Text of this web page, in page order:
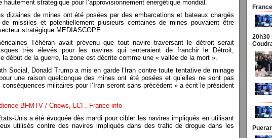
hautement stratégique pour l’approvisionnement énergétique mondial.
dizaines de mines ont été posées par des embarcations et bateaux chargés
missiles et potentiellement plusieurs centaines de mines pouvaient être
stratégique.MEDIASCOPE
Téhéran avait prévenu que tout navire traversant le détroit serait
très élevés pour les navires qui tenteraient de franchir le Détroit,
début de la guerre, la zone est décrite comme une « vallée de la mort ».
Social, Donald Trump a mis en garde l’Iran contre toute tentative de minage
une raison quelconque des mines ont été posées et qu’elles ne sont pas
militaires pour l’Iran seront sans précédent » a écrit le président
BFMTV / Cnews, LCI , France info
Unis a été évoquée dès mardi pour cibler les navires impliqués en utilisant
utilisés contre des navires impliqués dans des trafic de drogue dans les
20h30